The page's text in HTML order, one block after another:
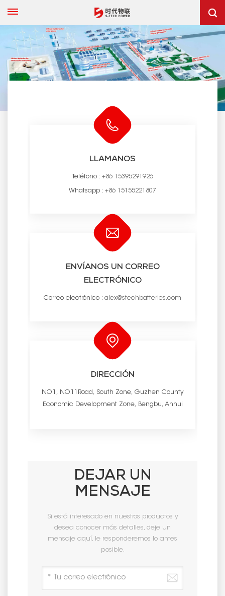
LLAMANOS
Teléfono : +86 15395291926
Whatsapp : +86 15155221807
ENVÍANOS UN CORREO
ELECTRÓNICO
Correo electrónico : alex@stechbatteries.com
DIRECCIÓN
NO.1, NO.11Road, South Zone, Guzhen County
Economic Development Zone, Bengbu, Anhui
DEJAR UN
MENSAJE
Si está interesado en nuestros productos y
desea conocer más detalles, deje un
mensaje aquí, le responderemos lo antes
posible.